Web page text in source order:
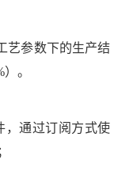
艺参数下的生产结
。
，通过订阅方式使